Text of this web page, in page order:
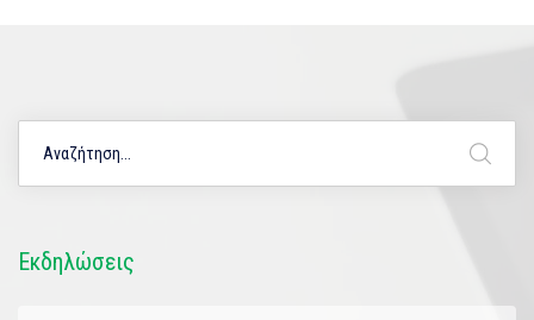
Εκδηλώσεις